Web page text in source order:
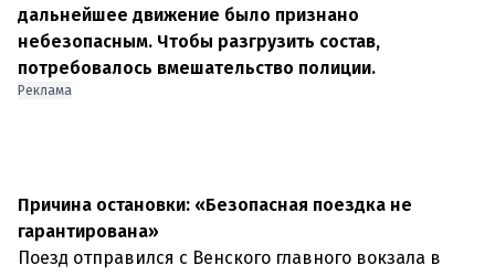
дальнейшее движение было признано
небезопасным. Чтобы разгрузить состав,
потребовалось вмешательство полиции.
Реклама
Причина остановки: «Безопасная поездка не
гарантирована»
Поезд отправился с Венского главного вокзала в